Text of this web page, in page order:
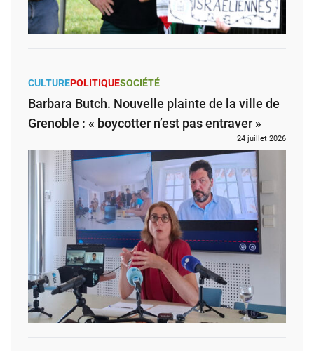
CULTUREPOLITIQUESOCIÉTÉ
Barbara Butch. Nouvelle plainte de la ville de
Grenoble : « boycotter n’est pas entraver »
24 juillet 2026